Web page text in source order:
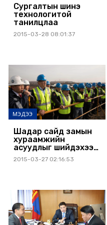
Сургалтын шинэ
технологитой
танилцлаа
2015-03-28 08:01:37
МЭДЭЭ
Шадар сайд замын
хураамжийн
асуудлыг шийдэхээ
илэрхийллээ
2015-03-27 02:16:53